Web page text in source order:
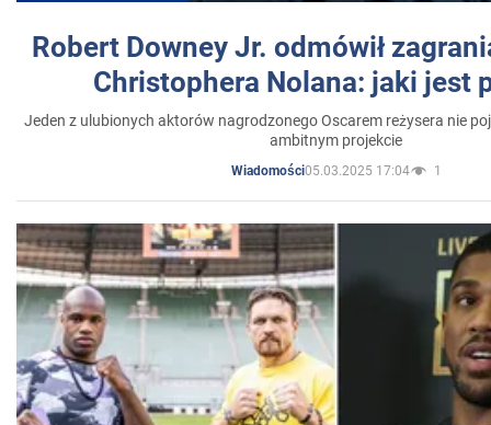
Robert Downey Jr. odmówił
Christophera Nolana: jaki jest
Jeden z ulubionych aktorów nagrodzonego Oscarem reżysera nie
ambitnym projekcie
Wiadomości05.03.2025 17:04 1